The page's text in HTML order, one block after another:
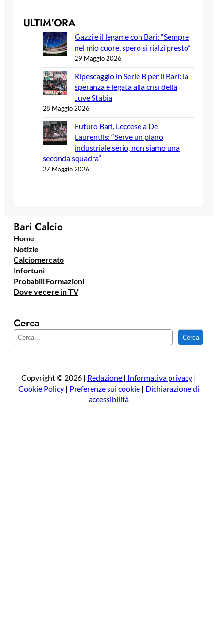
ULTIM’ORA
Gazzi e il legame con Bari: “Sempre
nel mio cuore, spero si rialzi presto”
29 Maggio 2026
Ripescaggio in Serie B per il Bari: la
speranza è legata alla crisi della
Juve Stabia
28 Maggio 2026
Futuro Bari, Leccese a De
Laurentiis: “Serve un piano
industriale serio, non siamo una
seconda squadra”
27 Maggio 2026
Bari Calcio
Home
Notizie
Calciomercato
Infortuni
Probabili Formazioni
Dove vedere in TV
Cerca
e
a
Cerca
Copyright © 2026 | Redazione | Informativa privacy|
Cookie Policy| Preferenze sui cookie| Dichiarazione di
accessibilità